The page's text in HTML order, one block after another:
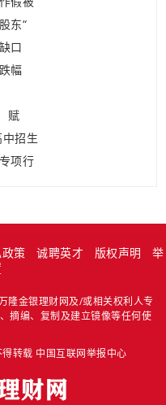
东“
口
幅
赋
招生
项行
策 诚聘英才 版权声明
举
隆金银理财网及/或相关权利人专
摘编、复制及建立镜像等任何使
转载 中国互联网举报中心